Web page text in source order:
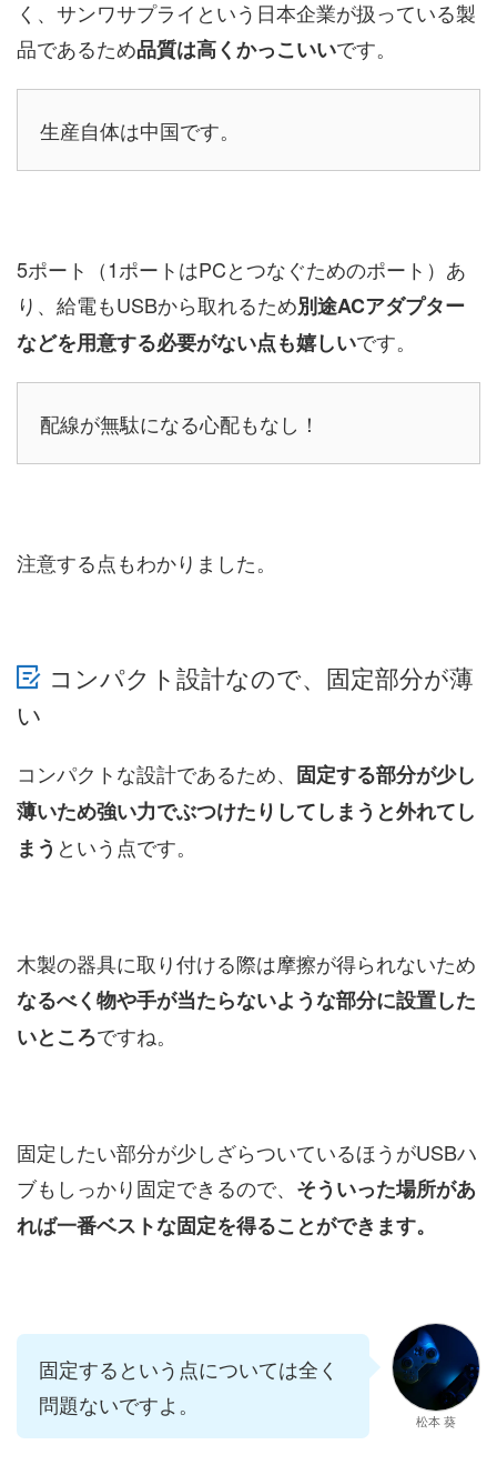
く、サンワサプライという日本企業が扱っている製
品であるため品質は高くかっこいいです。
生産自体は中国です。
5ポート（1ポートはPCとつなぐためのポート）あ
り、給電もUSBから取れるため別途ACアダプター
などを用意する必要がない点も嬉しいです。
配線が無駄になる心配もなし！
注意する点もわかりました。
コンパクト設計なので、固定部分が薄
い
コンパクトな設計であるため、 固定する部分が少し
薄いため強い力でぶつけたりしてしまうと外れてし
まう という点です。
木製の器具に取り付ける際は摩擦が得られないため
なるべく物や手が当たらないような部分に設置した
いところですね。
固定したい部分が少しざらついているほうがUSBハ
ブもしっかり固定できるので、 そういった場所があ
れば一番ベストな固定を得ることができます。
固定するという点については全く
問題ないですよ。
松本 葵